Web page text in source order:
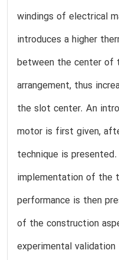
windings of electrical
introduces a higher
between the center of
arrangement, thus
the slot center. An
motor is first given,
technique is
implementation of the
performance is then
of the construction
experimental